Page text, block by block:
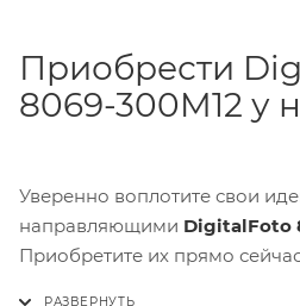
Приобрести
8069-300M12 у
Уверенно воплотите свои
направляющими DigitalFoto
Приобретите их прямо